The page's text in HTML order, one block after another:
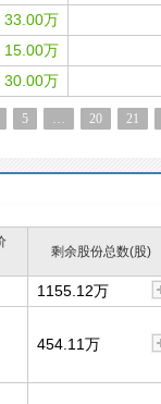
33.00万
15.00万
30.00万
5 … 20 21
剩余股份总数(股)
1155.12万
454.11万